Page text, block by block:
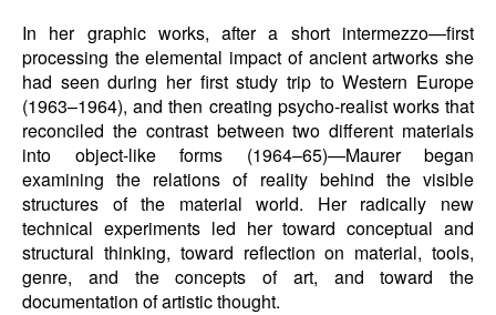
In her graphic works, after a short intermezzo—first
processing the elemental impact of ancient artworks she
had seen during her first study trip to Western Europe
(1963–1964), and then creating psycho-realist works that
reconciled the contrast between two different materials
into object-like forms (1964–65)—Maurer began
examining the relations of reality behind the visible
structures of the material world. Her radically new
technical experiments led her toward conceptual and
structural thinking, toward reflection on material, tools,
genre, and the concepts of art, and toward the
documentation of artistic thought.